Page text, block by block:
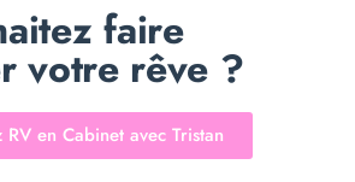
faire
votre rêve ?
RV en Cabinet avec Tristan